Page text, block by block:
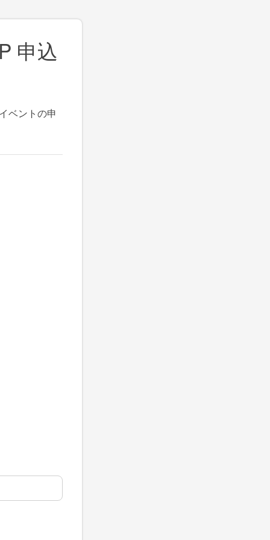
申込
ベントの申